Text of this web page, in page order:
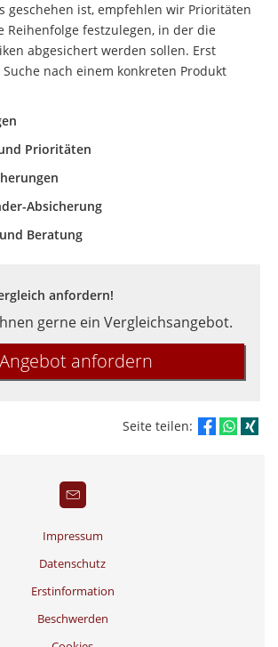
geschehen ist, empfehlen wir Prioritäten
Reihenfolge festzulegen, in der die
abgesichert werden sollen. Erst
nach einem konkreten Produkt
Prioritäten
Absicherung
Beratung
anfordern!
gerne ein Vergleichsangebot.
Angebot anfordern
Seite teilen:
Impressum
Datenschutz
Erstinformation
Beschwerden